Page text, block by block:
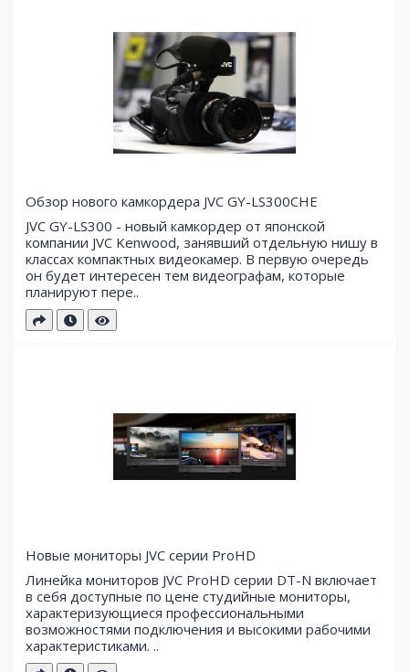
Обзор нового камкордера JVC GY-LS300CHE
JVC GY-LS300 - новый камкордер от японской
компании JVC Kenwood, занявший отдельную нишу в
классах компактных видеокамер. В первую очередь
он будет интересен тем видеографам, которые
планируют пере..
Новые мониторы JVC серии ProHD
Линейка мониторов JVC ProHD серии DT-N включает
в себя доступные по цене студийные мониторы,
характеризующиеся профессиональными
возможностями подключения и высокими рабочими
характеристиками. ..